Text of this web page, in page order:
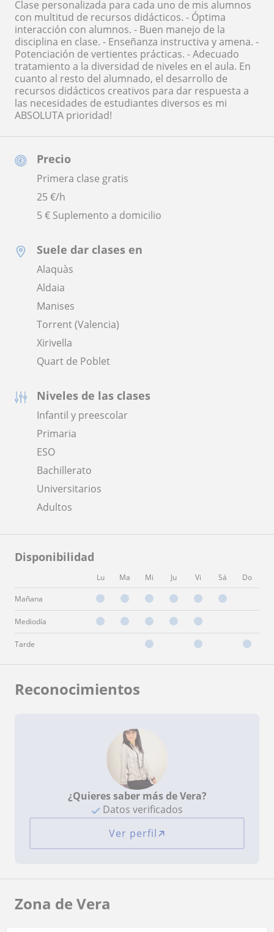
Precio
Primera clase gratis
25€/h
5 € Suplemento a domicilio
Suele dar clases en
Alaquàs
Aldaia
Manises
Torrent (Valencia)
Xirivella
Quart de Poblet
Niveles de las clases
Infantil y preescolar
Primaria
ESO
Bachillerato
Universitarios
Adultos
Disponibilidad
Lu Ma Mi Ju Vi Sá Do
Mañana
Mediodía
Tarde
Clase personalizada para cada uno de mis alumnos
con multitud de recursos didácticos. - Óptima
interacción con alumnos. - Buen manejo de la
disciplina en clase. - Enseñanza instructiva y amena. -
Potenciación de vertientes prácticas. - Adecuado
tratamiento a la diversidad de niveles en el aula. En
cuanto al resto del alumnado, el desarrollo de
recursos didácticos creativos para dar respuesta a
las necesidades de estudiantes diversos es mi
ABSOLUTA prioridad!
Reconocimientos
¿Quieres saber más de Vera?
Datos verificados
Ver perfil
Zona de Vera